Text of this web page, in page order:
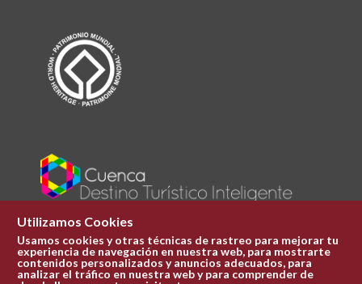
Plaza Mayor 1
969 241 051
Utilizamos Cookies
Usamos cookies y otras técnicas de rastreo para mejorar tu
experiencia de navegación en nuestra web, para mostrarte
contenidos personalizados y anuncios adecuados, para
analizar el tráfico en nuestra web y para comprender de